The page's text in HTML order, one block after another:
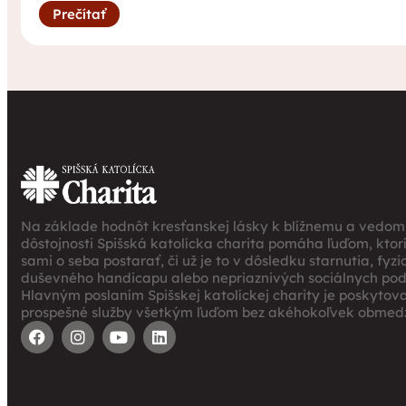
Prečítať
Na základe hodnôt kresťanskej lásky k blížnemu a
dôstojnosti Spišská katolícka charita pomáha ľuďom,
sami o seba postarať, či už je to v dôsledku starnutia,
duševného handicapu alebo nepriaznivých sociálnych
Hlavným poslaním Spišskej katolíckej charity je
prospešné služby všetkým ľuďom bez akéhokoľvek